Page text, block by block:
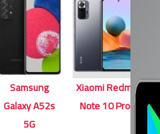
Xiaomi Redmi
Note 10 Pro
Samsung
Galaxy A52s
5G